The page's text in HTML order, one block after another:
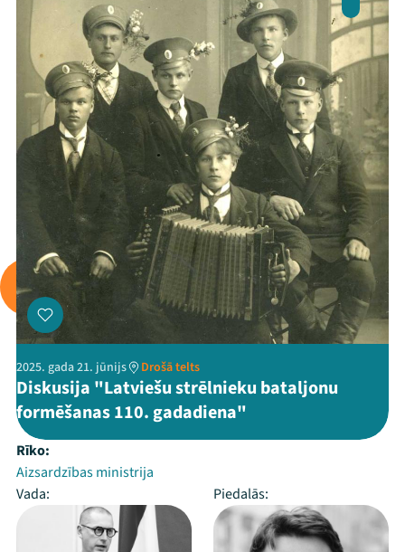
2025. gada 21. jūnijs Drošā telts
Diskusija "Latviešu strēlnieku bataljonu
formēšanas 110. gadadiena"
Rīko:
Aizsardzības ministrija
Vada:
Piedalās: